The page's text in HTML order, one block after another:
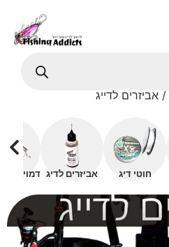
/ אביזרים לדייג
חוטי דיג אביזרים לדיג דמויים